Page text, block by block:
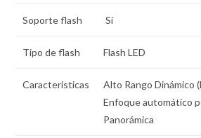
Soporte flash Sí
Tipo de flash Flash LED
Caracteristicas
Alto Rango Dinámico
Enfoque automático
Panorámica